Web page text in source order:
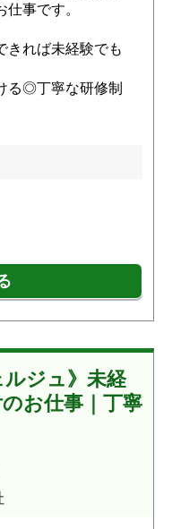
事です。
きれば未経験でも
る◎丁寧な研修制
ルジュ》未経
お仕事｜丁寧